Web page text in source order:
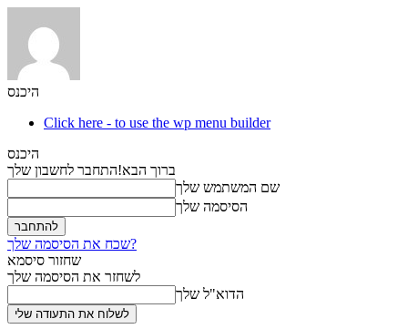
היכנס
Click here - to use the wp menu builder
היכנס
ברוך הבא!התחבר לחשבון שלך
שם המשתמש שלך
הסיסמה שלך
שכח את הסיסמה שלך?
שחזור סיסמא
לשחזר את הסיסמה שלך
הדוא"ל שלך